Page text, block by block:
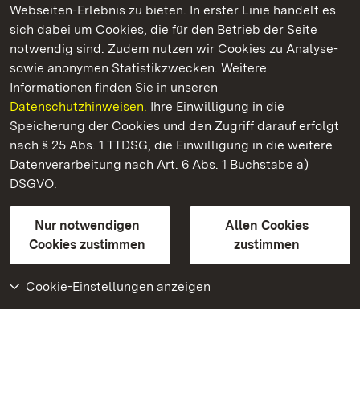
Webseiten-Erlebnis zu bieten. In erster Linie handelt es
sich dabei um Cookies, die für den Betrieb der Seite
notwendig sind. Zudem nutzen wir Cookies zu Analyse-
sowie anonymen Statistikzwecken. Weitere
Informationen finden Sie in unseren
Datenschutzhinweisen. Ihre Einwilligung in die
Speicherung der Cookies und den Zugriff darauf erfolgt
nach § 25 Abs. 1 TTDSG, die Einwilligung in die weitere
Datenverarbeitung nach Art. 6 Abs. 1 Buchstabe a)
DSGVO.
Nur notwendigen
Cookies zustimmen
Allen Cookies
zustimmen
Cookie-Einstellungen anzeigen
Kommen. Staunen. Genießen.
Staatliche Schlösser und Gärten Baden‑Württemberg
Staatliche Schlösser und Gärten Baden-Württemberg
Kontakt
GebärdenspracheLeichte Sprache
Erklärung zur Barrierefreiheit
BITV-konform (geprüfte Seiten)
Weiteres